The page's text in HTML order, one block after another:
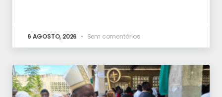
6 AGOSTO, 2026 Sem comentários